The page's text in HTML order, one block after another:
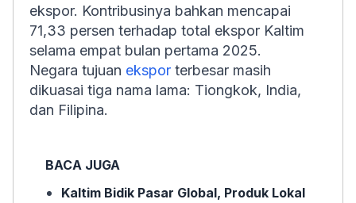
ekspor. Kontribusinya bahkan mencapai
71,33 persen terhadap total ekspor Kaltim
selama empat bulan pertama 2025.
Negara tujuan ekspor terbesar masih
dikuasai tiga nama lama: Tiongkok, India,
dan Filipina.
BACA JUGA
Kaltim Bidik Pasar Global, Produk Lokal